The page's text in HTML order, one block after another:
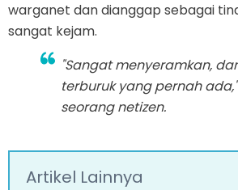
warganet dan dianggap sebagai
sangat kejam.
"Sangat menyeramkan,
terburuk yang pernah
seorang netizen.
Artikel Lainnya